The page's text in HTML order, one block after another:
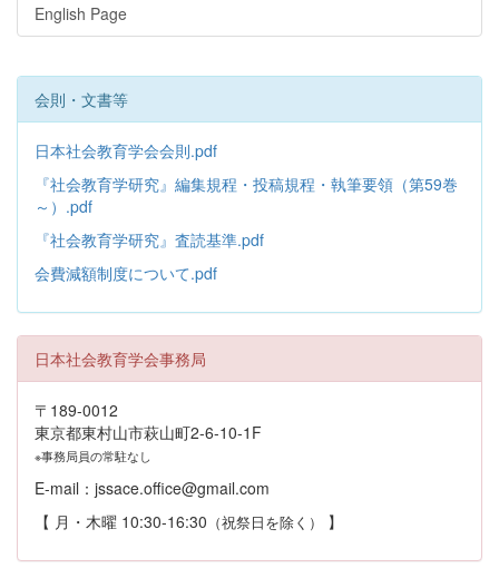
English Page
会則・文書等
日本社会教育学会会則.pdf
『社会教育学研究』編集規程・投稿規程・執筆要領（第59巻
～）.pdf
『社会教育学研究』査読基準.pdf
会費減額制度について.pdf
日本社会教育学会事務局
〒189-0012
東京都東村山市萩山町2-6-10-1F
※事務局員の常駐なし
E-mail：jssace.office@gmail.com
【 月・木曜 10:30-16:30 （祝祭日を除く） 】